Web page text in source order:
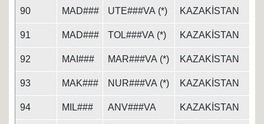
90 MAD### UTE###VA (*) KAZAKİSTAN
91 MAD### TOL###VA (*) KAZAKİSTAN
92 MAI### MAR###VA (*) KAZAKİSTAN
93 MAK### NUR###VA (*) KAZAKİSTAN
94 MIL### ANV###VA KAZAKİSTAN